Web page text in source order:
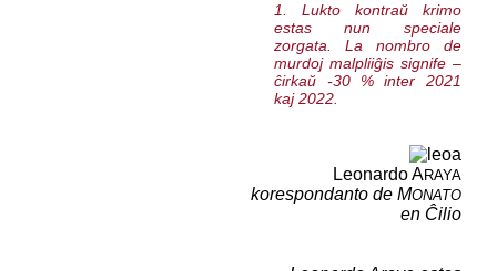
1. Lukto kontraŭ krimo
estas nun speciale
zorgata. La nombro de
murdoj malpliiĝis signife –
ĉirkaŭ -30 % inter 2021
kaj 2022.
Leonardo ARAYA
korespondanto de MONATO
en Ĉilio